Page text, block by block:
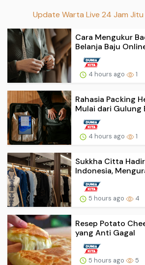
Update Warta Live 24 Jam
Cara Mengukur
Belanja Baju
4 hours ago 1
Rahasia Packing
Mulai dari Gulung
4 hours ago 1
Sukkha Citta
Indonesia,
5 hours ago 4
Resep Potato
yang Anti Gagal
5 hours ago 5